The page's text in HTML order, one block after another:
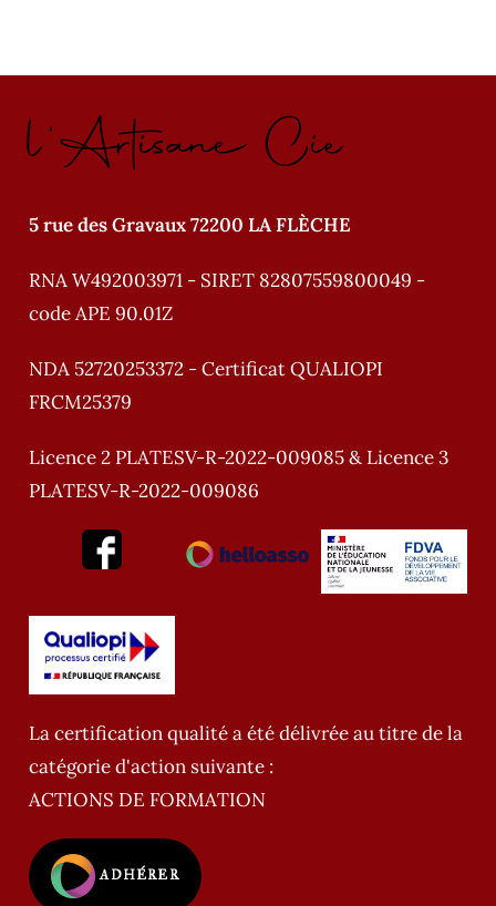
l'Artisane Cie
5 rue des Gravaux 72200 LA FLÈCHE
RNA W492003971 - SIRET 82807559800049 -
code APE 90.01Z
NDA 52720253372 - Certificat QUALIOPI
FRCM25379
Licence 2 PLATESV-R-2022-009085 & Licence 3
PLATESV-R-2022-009086
La certification qualité a été délivrée au titre de la
catégorie d'action suivante :
ACTIONS DE FORMATION
ADHÉRER